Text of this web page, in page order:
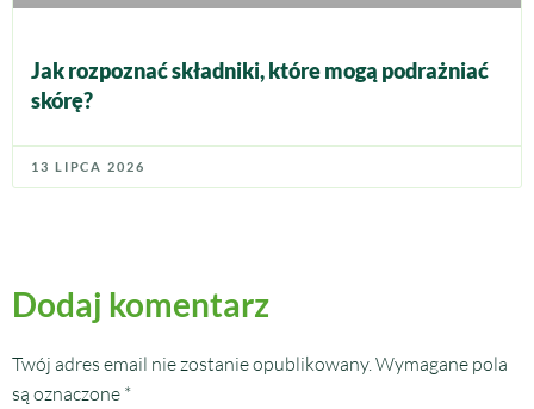
Jak rozpoznać składniki, które mogą podrażniać
skórę?
13 LIPCA 2026
Dodaj komentarz
Twój adres email nie zostanie opublikowany.Wymagane pola
są oznaczone *